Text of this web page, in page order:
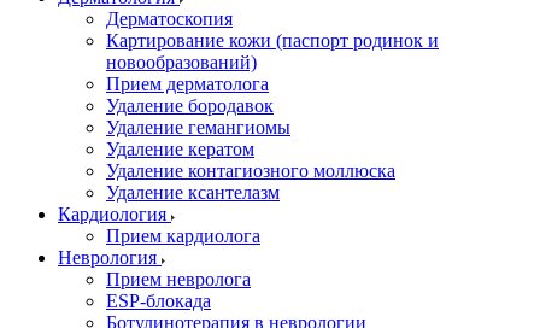
Дерматоскопия
Картирование кожи (паспорт родинок и
новообразований)
Прием дерматолога
Удаление бородавок
Удаление гемангиомы
Удаление кератом
Удаление контагиозного моллюска
Удаление ксантелазм
Кардиология
Прием кардиолога
Неврология
Прием невролога
ESP-блокада
Ботулинотерапия в неврологии